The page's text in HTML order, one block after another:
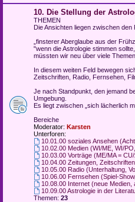
10. Die Stellung der
THEMEN
Die Ansichten liegen zwischen den
„finsterer Aberglaube aus der
"wenn die Astrologie stimmen sollte,
müssten wir neu über viele
In diesem weiten Feld bewegen
Zeitschriften, Radio, Fernsehen,
Je nach Standpunkt, den jemand
Umgebung.
Es liegt zwischen „sich lächerlich
Bereiche
Moderator: Karsten
Unterforen:
10.01.00 soziales Ansehen
10.02.00 Medien (WI/ME, WI/
10.03.00 Vorträge (ME/MA =
10.04.00 Zeitungen,
10.05.00 Radio (Unterhaltung,
10.06.00 Fernsehen (Spiel-
10.08.00 Internet (neue
10.09.00 Astrologie in der
Themen: 23